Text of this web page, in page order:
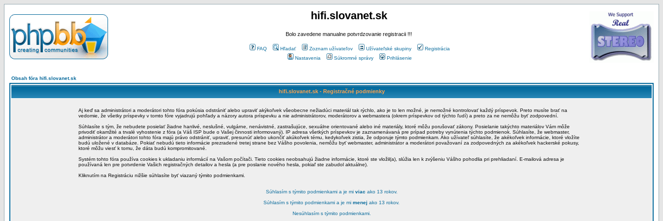
hifi.slovanet.sk
Bolo zavedene manualne potvrdzovanie registracii !!!
FAQ Hľadať Zoznam užívateľov Užívateľské skupiny
Registrácia
Nastavenia
Súkromné správy Prihlásenie
Obsah fóra hifi.slovanet.sk
hifi.slovanet.sk - Registračné podmienky
Aj keď sa administrátori a moderátori tohto fóra pokúsia odstrániť alebo upraviť akýkoľvek všeobecne nežiadúci materiál tak rýchlo, ako je to len možné, je nemožné kontrolovať každý príspevok. Preto musíte brať na
vedomie, že všetky príspevky v tomto fóre vyjadrujú pohľady a názory autora príspevku a nie administrátorov, moderátorov a webmastera (okrem príspevkov od týchto ľudí) a preto za ne nemôžu byť zodpovední.
Súhlasíte s tým, že nebudete posielať žiadne hanlivé, neslušné, vulgárne, nenávistné, zastrašujúce, sexuálne orientované alebo iné materiály, ktoré môžu porušovať zákony. Posielanie takýchto materiálov Vám môže
privodiť okamžité a trvalé vyhostenie z fóra (a Váš ISP bude o Vašej činnosti informovaný). IP adresa všetkých príspevkov je zaznamenávaná pre prípad potreby vynútenia týchto podmienok. Súhlasíte, že webmaster,
administrátor a moderátori tohto fóra majú právo odstrániť, upraviť, presunúť alebo ukončiť akúkoľvek tému, kedykoľvek zistia, že odporuje týmto podmienkam. Ako užívateľ súhlasíte, že akékoľvek informácie, ktoré vložíte
budú uložené v databáze. Pokiať nebudú tieto informácie prezradené tretej strane bez Vášho povolenia, nemôžu byť webmaster, administrátor a moderátori považovaní za zodpovedných za akékoľvek hackerské pokusy,
ktoré môžu viesť k tomu, že dáta budú kompromitované.
Systém tohto fóra používa cookies k ukladaniu informácií na Vašom počítači. Tieto cookies neobsahujú žiadne informácie, ktoré ste vložil(a), slúžia len k zvýšeniu Vášho pohodlia pri prehliadaní. E-mailová adresa je
používaná len pre potvrdenie Vašich registračných detailov a hesla (a pre poslanie nového hesla, pokiaľ ste zabudol aktuálne).
Kliknutím na Registráciu nižšie súhlasíte byť viazaný týmito podmienkami.
Súhlasím s týmito podmienkami a je mi viac ako 13 rokov.
Súhlasím s týmito podmienkami a je mi menej ako 13 rokov.
Nesúhlasím s týmito podmienkami.